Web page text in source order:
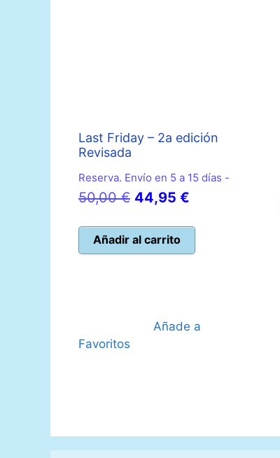
Last Friday – 2a edición
Revisada
Reserva. Envío en 5 a 15 días -
50,00€ El
original
era:
44,95 €
es:
Añadir al carrito
Añade a
Favoritos